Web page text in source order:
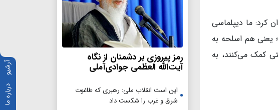
آرشیو
درباره ما
کرد: ما دیپلماسی
یعنی هم اسلحه به
کمک می‌کنند، به
رمز پیروزی بر دشمنان از نگاه
آیت‌الله العظمی جوادی‌آملی
این است انقلاب ملی: رهبری که طاغوت
شرق و غرب را شکست داد